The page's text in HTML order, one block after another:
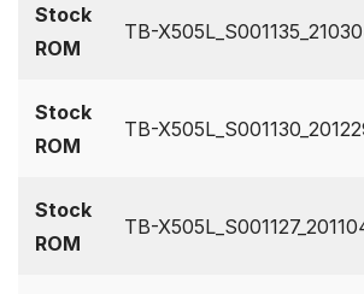
Stock
ROM
TB-
Stock
ROM
TB-
Stock
ROM
TB-